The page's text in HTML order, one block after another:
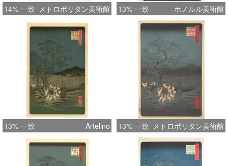
14% 一致 メトロポリタン美術館 13% 一致 ホノルル美術館
13% 一致 Artelino 13% 一致 メトロポリタン美術館